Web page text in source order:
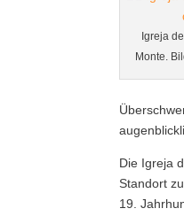
Igreja
Monte.
Die Igreja
Standort
19.